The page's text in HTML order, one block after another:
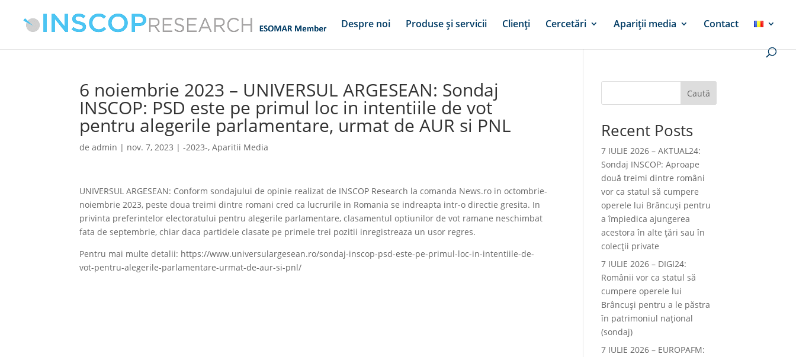
Despre noi Produse și servicii Clienți Cercetări Apariții media Contact
6 noiembrie 2023 – UNIVERSUL ARGESEAN: Sondaj
INSCOP: PSD este pe primul loc in intentiile de vot
pentru alegerile parlamentare, urmat de AUR si PNL
deadmin | nov. 7, 2023 |-2023-,Aparitii Media
UNIVERSUL ARGESEAN: Conform sondajului de opinie realizat de INSCOP Research la comanda News.ro in octombrie-
noiembrie 2023, peste doua treimi dintre romani cred ca lucrurile in Romania se indreapta intr-o directie gresita. In
privinta preferintelor electoratului pentru alegerile parlamentare, clasamentul optiunilor de vot ramane neschimbat
fata de septembrie, chiar daca partidele clasate pe primele trei pozitii inregistreaza un usor regres.
Pentru mai multe detalii: https://www.universulargesean.ro/sondaj-inscop-psd-este-pe-primul-loc-in-intentiile-de-
vot-pentru-alegerile-parlamentare-urmat-de-aur-si-pnl/
Caută
Recent Posts
7 IULIE 2026 – AKTUAL24:
Sondaj INSCOP: Aproape
două treimi dintre români
vor ca statul să cumpere
operele lui Brâncuşi pentru
a împiedica ajungerea
acestora în alte ţări sau în
colecţii private
7 IULIE 2026 – DIGI24:
Românii vor ca statul să
cumpere operele lui
Brâncuși pentru a le păstra
în patrimoniul național
(sondaj)
7 IULIE 2026 – EUROPAFM: